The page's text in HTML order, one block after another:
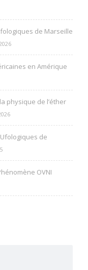
de Marseille
en Amérique
physique de l’éther
de
OVNI